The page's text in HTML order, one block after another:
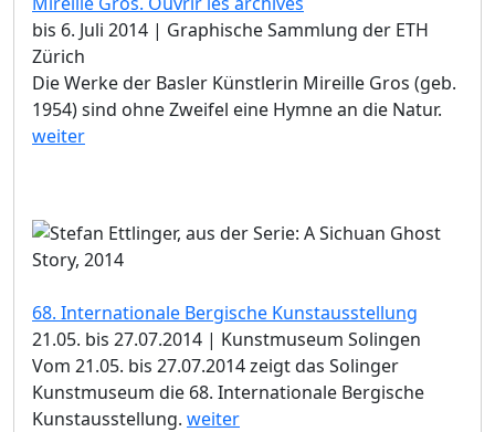
bis 6. Juli 2014 | Graphische Sammlung der ETH
Zürich
Die Werke der Basler Künstlerin Mireille Gros (geb.
1954) sind ohne Zweifel eine Hymne an die Natur.
weiter
68. Internationale Bergische Kunstausstellung
21.05. bis 27.07.2014 | Kunstmuseum Solingen
Vom 21.05. bis 27.07.2014 zeigt das Solinger
Kunstmuseum die 68. Internationale Bergische
Kunstausstellung. weiter